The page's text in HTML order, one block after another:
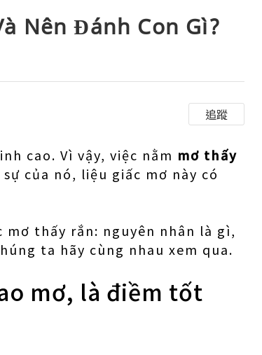
Nên Đánh Con Gì?
追蹤
cao. Vì vậy, việc nằm mơ thấy
của nó, liệu giấc mơ này có
mơ thấy rắn: nguyên nhân là gì,
ta hãy cùng nhau xem qua.
mơ, là điềm tốt